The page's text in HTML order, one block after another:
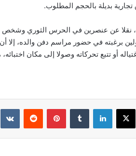
بديلة بالحجم المطلوب.
نقلا عن عنصرين في الحرس الثوري وشخص
برغبته في حضور مراسم دفن والده، إلا
أو تتبع تحركاته وصولا إلى مكان
فيسبوك لينكدإن بينتيريست